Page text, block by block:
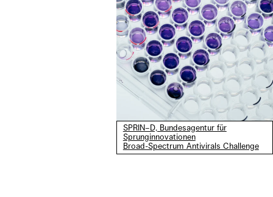
SPRIN–D, Bundesagentur für
Sprunginnovationen
Broad-Spectrum Antivirals Challenge